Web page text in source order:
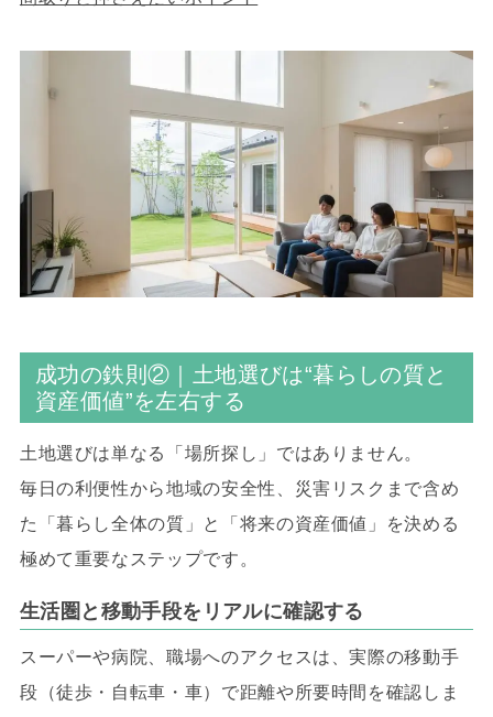
成功の鉄則②｜土地選びは“暮らしの質と
資産価値”を左右する
土地選びは単なる「場所探し」ではありません。
毎日の利便性から地域の安全性、災害リスクまで含め
た「暮らし全体の質」と「将来の資産価値」を決める
極めて重要なステップです。
生活圏と移動手段をリアルに確認する
スーパーや病院、職場へのアクセスは、実際の移動手
段（徒歩・自転車・車）で距離や所要時間を確認しま